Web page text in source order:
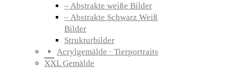
– Abstrakte weiße Bilder
– Abstrakte Schwarz Weiß
Bilder
Strukturbilder
Acrylgemälde · Tierportraits
XXL Gemälde